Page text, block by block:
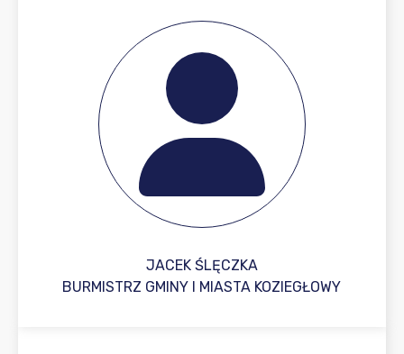
JACEK ŚLĘCZKA
BURMISTRZ GMINY I MIASTA KOZIEGŁOWY